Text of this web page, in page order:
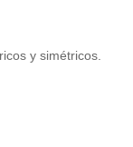
y simétricos.